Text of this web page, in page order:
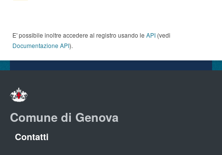
E' possibile inoltre accedere al registro usando le API (vedi
Documentazione API).
Comune di Genova
Contatti